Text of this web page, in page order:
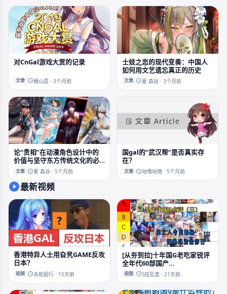
对CnGal游戏大赏的记录
文章 穗山荔 · 3个月前
士妓之恋的现代变奏：中国人
如何用文艺遗忘真正的历史
文章 夏 森谷 · 3个月前
论“贵相”在动漫角色设计中的
价值与坚守东方传统文化的必
要性
文章 夏 森谷 · 5个月前
国gal的“武汉帮”是否真实存
在？
文章 咕噜咕噜 · 5个月前
最新视频
香港特异人士用旮旯GAME反攻
日本？
视频 赤航韶行 · 15天前
[从夯到拉]十年国G老吃家锐评
全年代60部国产
galgame（三）2020~2026
视频 S挂坠盒 · 21天前